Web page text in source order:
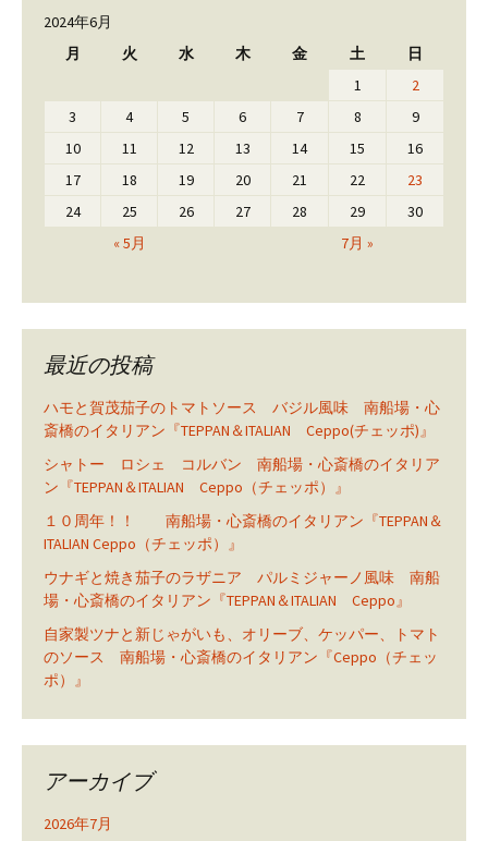
2024年6月
月
火 水 木 金 土 日
« 5月 7月 »
1
2
3
4 5 6 7 8
9
10
11 12 13 14 15
16
17
18 19 20 21 22
23
24
25 26 27 28 29 30
最近の投稿
ハモと賀茂茄子のトマトソース バジル風味 南船場・心
斎橋のイタリアン『TEPPAN＆ITALIAN Ceppo(チェッポ)』
シャトー ロシェ コルバン 南船場・心斎橋のイタリア
ン『TEPPAN＆ITALIAN Ceppo（チェッポ）』
１０周年！！ 南船場・心斎橋のイタリアン『TEPPAN＆
ITALIAN Ceppo（チェッポ）』
ウナギと焼き茄子のラザニア パルミジャーノ風味 南船
場・心斎橋のイタリアン『TEPPAN＆ITALIAN Ceppo』
自家製ツナと新じゃがいも、オリーブ、ケッパー、トマト
のソース 南船場・心斎橋のイタリアン『Ceppo（チェッ
ポ）』
アーカイブ
2026年7月